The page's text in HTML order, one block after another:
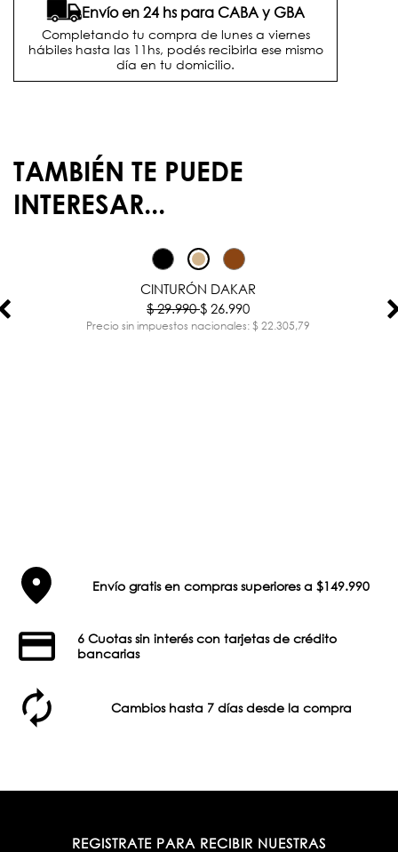
Envío en 24 hs para CABA y GBA
Completando tu compra de lunes a viernes
hábiles hasta las 11hs, podés recibirla ese mismo
día en tu domicilio.
TAMBIÉN TE PUEDE
INTERESAR...
CINTURÓN DAKAR
$ 29.990$ 26.990
Precio sin impuestos nacionales: $ 22.305,79
Envío gratis en compras superiores a $149.990
6 Cuotas sin interés con tarjetas de crédito
bancarias
Cambios hasta 7 días desde la compra
REGISTRATE PARA RECIBIR NUESTRAS